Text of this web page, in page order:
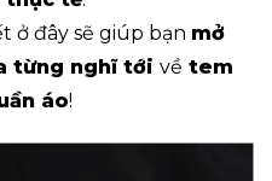
ở đây sẽ giúp bạn mở
từng nghĩ tới về tem
áo!